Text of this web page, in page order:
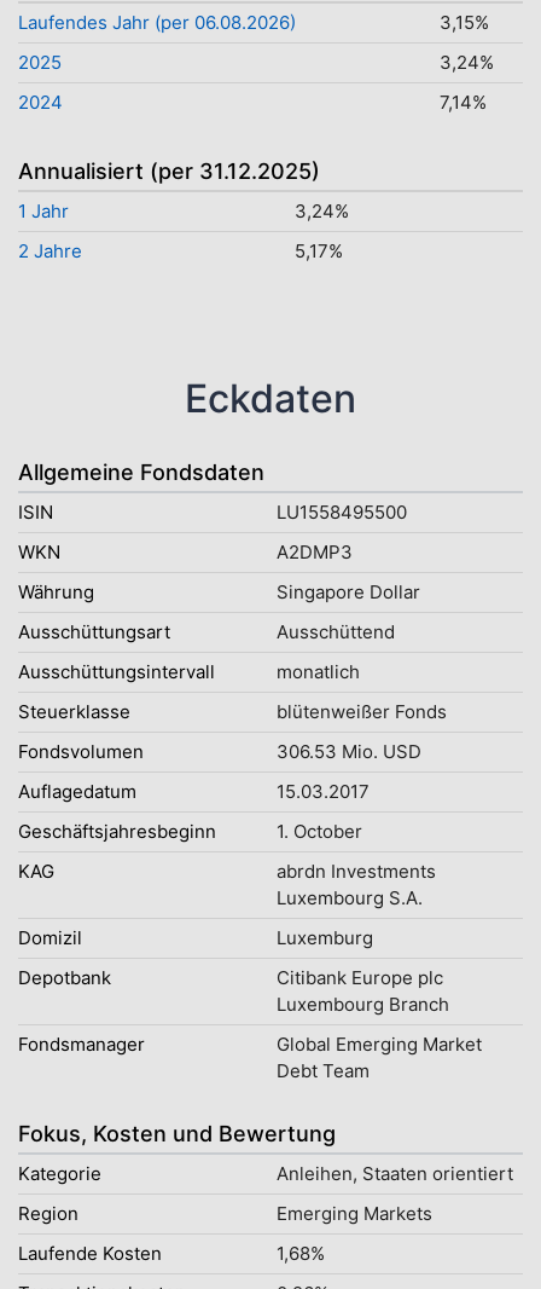
Laufendes Jahr (per 06.08.2026)
3,15%
2025
3,24%
2024
7,14%
Annualisiert (per 31.12.2025)
1 Jahr
3,24%
2 Jahre
5,17%
Eckdaten
Allgemeine Fondsdaten
ISIN
LU1558495500
WKN
A2DMP3
Währung
Singapore Dollar
Ausschüttungsart
Ausschüttend
Ausschüttungsintervall
monatlich
Steuerklasse
blütenweißer Fonds
Fondsvolumen
306.53 Mio. USD
Auflagedatum
15.03.2017
Geschäftsjahresbeginn
1. October
KAG
abrdn Investments
Luxembourg S.A.
Domizil
Luxemburg
Depotbank
Citibank Europe plc
Luxembourg Branch
Fondsmanager
Global Emerging Market
Debt Team
Fokus, Kosten und Bewertung
Kategorie
Anleihen, Staaten orientiert
Region
Emerging Markets
Laufende Kosten
1,68%